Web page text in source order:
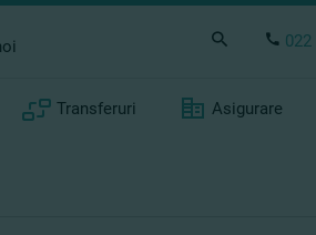
022
Transferuri Asigurare